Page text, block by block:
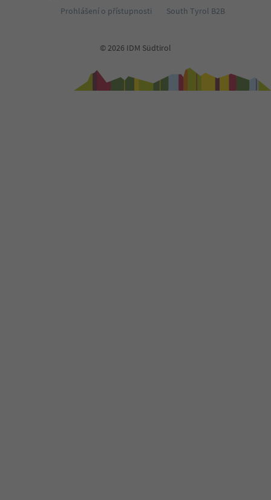
Prohlášení o přístupnosti
South Tyrol B2B
© 2026 IDM Südtirol